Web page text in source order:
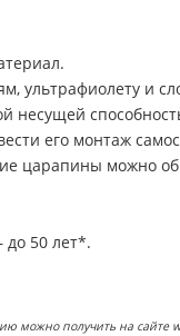
ультрафиолету и
несущей
его монтаж
царапины можно
50 лет*.
можно получить на сайте